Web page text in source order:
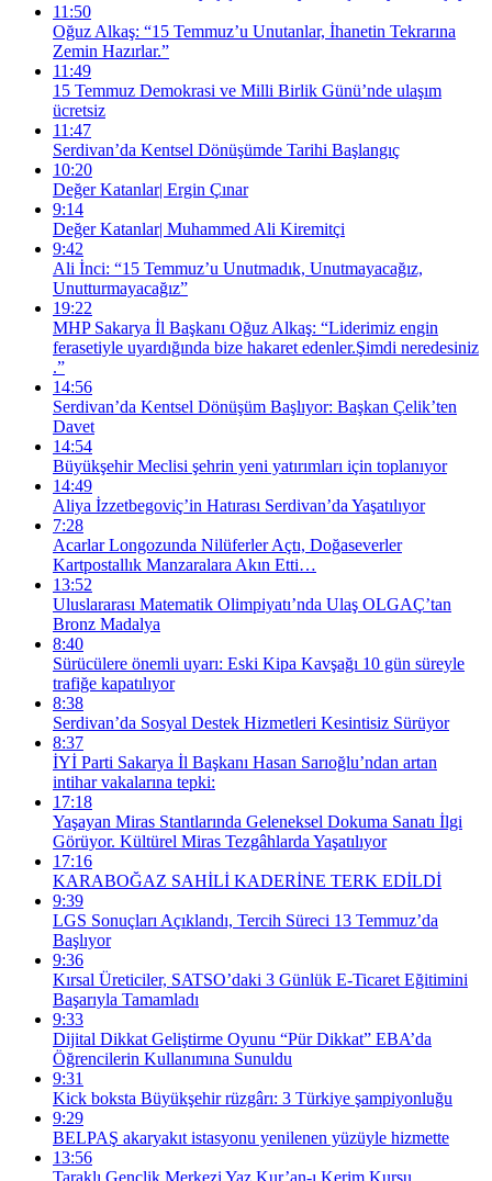
11:50
Oğuz Alkaş: “15 Temmuz’u Unutanlar, İhanetin Tekrarına
Zemin Hazırlar.”
11:49
15 Temmuz Demokrasi ve Milli Birlik Günü’nde ulaşım
ücretsiz
11:47
Serdivan’da Kentsel Dönüşümde Tarihi Başlangıç
10:20
Değer Katanlar| Ergin Çınar
9:14
Değer Katanlar| Muhammed Ali Kiremitçi
9:42
Ali İnci: “15 Temmuz’u Unutmadık, Unutmayacağız,
Unutturmayacağız”
19:22
MHP Sakarya İl Başkanı Oğuz Alkaş: “Liderimiz engin
ferasetiyle uyardığında bize hakaret edenler.Şimdi neredesiniz
.”
14:56
Serdivan’da Kentsel Dönüşüm Başlıyor: Başkan Çelik’ten
Davet
14:54
Büyükşehir Meclisi şehrin yeni yatırımları için toplanıyor
14:49
Aliya İzzetbegoviç’in Hatırası Serdivan’da Yaşatılıyor
7:28
Acarlar Longozunda Nilüferler Açtı, Doğaseverler
Kartpostallık Manzaralara Akın Etti…
13:52
Uluslararası Matematik Olimpiyatı’nda Ulaş OLGAÇ’tan
Bronz Madalya
8:40
Sürücülere önemli uyarı: Eski Kipa Kavşağı 10 gün süreyle
trafiğe kapatılıyor
8:38
Serdivan’da Sosyal Destek Hizmetleri Kesintisiz Sürüyor
8:37
İYİ Parti Sakarya İl Başkanı Hasan Sarıoğlu’ndan artan
intihar vakalarına tepki:
17:18
Yaşayan Miras Stantlarında Geleneksel Dokuma Sanatı İlgi
Görüyor. Kültürel Miras Tezgâhlarda Yaşatılıyor
17:16
KARABOĞAZ SAHİLİ KADERİNE TERK EDİLDİ
9:39
LGS Sonuçları Açıklandı, Tercih Süreci 13 Temmuz’da
Başlıyor
9:36
Kırsal Üreticiler, SATSO’daki 3 Günlük E-Ticaret Eğitimini
Başarıyla Tamamladı
9:33
Dijital Dikkat Geliştirme Oyunu “Pür Dikkat” EBA’da
Öğrencilerin Kullanımına Sunuldu
9:31
Kick boksta Büyükşehir rüzgârı: 3 Türkiye şampiyonluğu
9:29
BELPAŞ akaryakıt istasyonu yenilenen yüzüyle hizmette
13:56
Taraklı Gençlik Merkezi Yaz Kur’an-ı Kerim Kursu